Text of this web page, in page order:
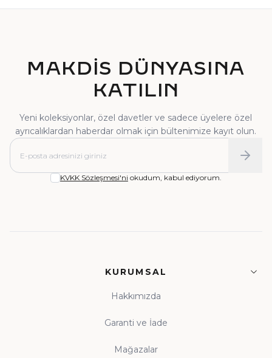
MAKDİS DÜNYASINA
KATILIN
Yeni koleksiyonlar, özel davetler ve sadece üyelere özel
ayrıcalıklardan haberdar olmak için bültenimize kayıt olun.
KVKK Sözleşmesi'ni okudum, kabul ediyorum.
KURUMSAL
Hakkımızda
Garanti ve İade
Mağazalar